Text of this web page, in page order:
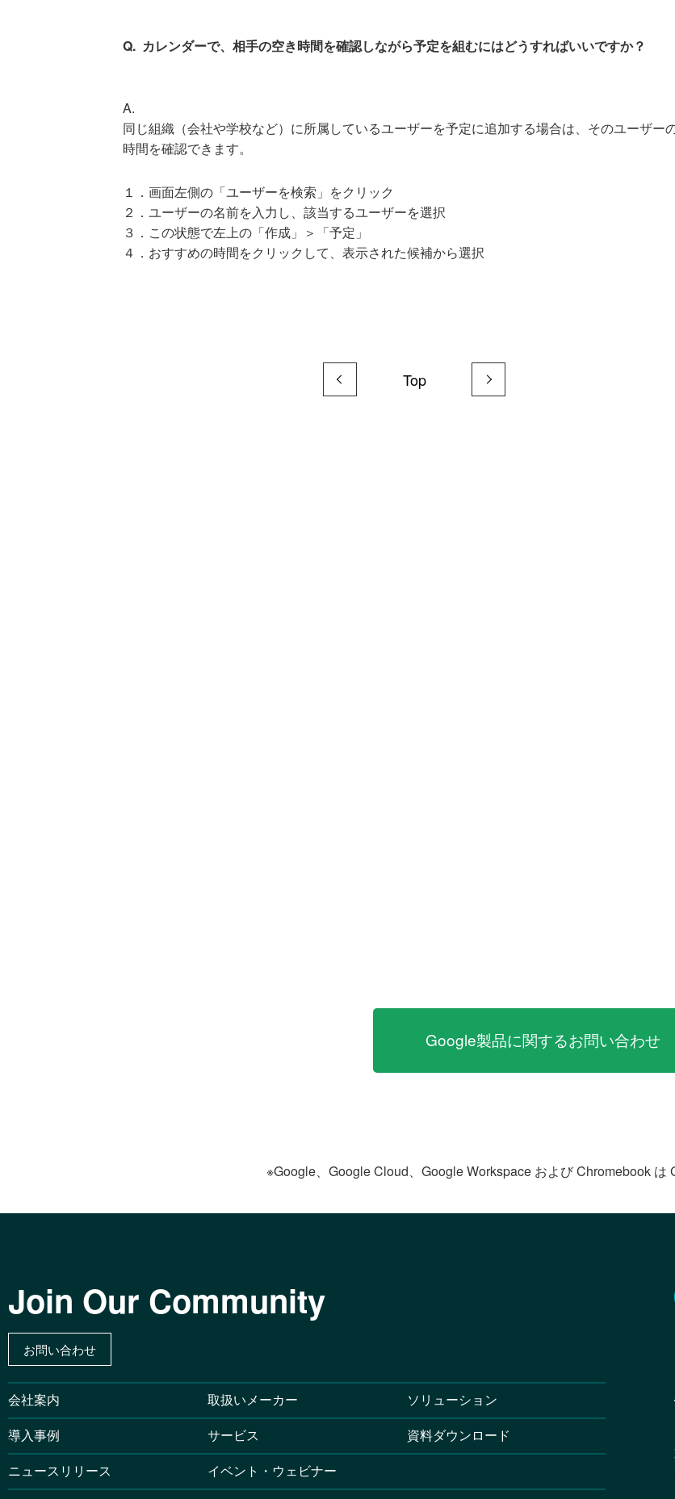
カレンダーで、相手の空き時間を確認しながら予定を組むにはどうすればいいですか？
A.
同じ組織（会社や学校など）に所属しているユーザーを予定に追加する場合は、そのユーザー
時間を確認できます。
１．画面左側の「ユーザーを検索」をクリック
２．ユーザーの名前を入力し、該当するユーザーを選択
３．この状態で左上の「作成」＞「予定」
４．おすすめの時間をクリックして、表示された候補から選択
Top
Google製品に関するお問い合わせ
※Google、Google Cloud、Google Workspace および Chromebook は
Join Our Community
お問い合わせ
会社案内 取扱いメーカー
ソリューション
導入事例
サービス
資料ダウンロード
ニュースリリース
イベント・ウェビナー